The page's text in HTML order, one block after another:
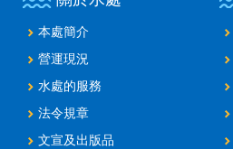
本處簡介
營運現況
水處的服務
法令規章
文宣及出版品